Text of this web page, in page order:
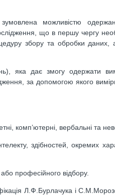
можливістю
що в першу чергу
збору та обробки даних,
яка дає змогу одержати
за допомогою якого
комп’ютерні, вербальні та
здібностей, окремих
професійного відбору.
Л.Ф.Бурлачука і